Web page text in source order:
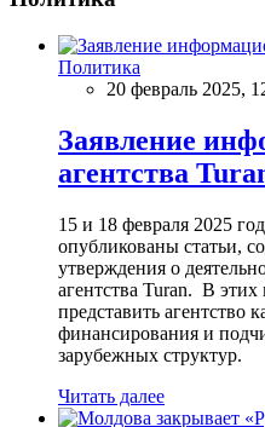
Политика
20 февраль 2025,
Заявление
агентства
15 и 18 февраля 2025
опубликованы статьи,
утверждения о
агентства Turan. В этих
представить агентство
финансирования и
зарубежных структур.
Читать далее